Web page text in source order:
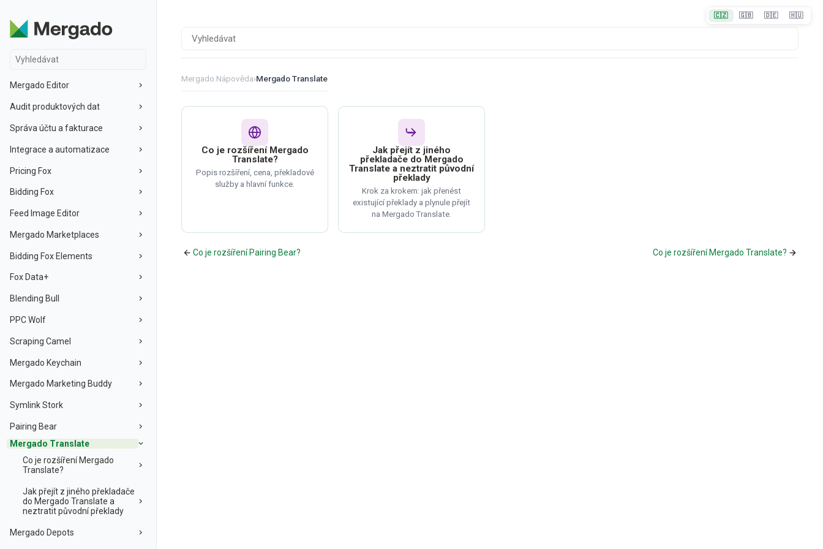
Mergado Editor
Audit produktových dat
Správa účtu a fakturace
Integrace a automatizace
Pricing Fox
Bidding Fox
Feed Image Editor
Mergado Marketplaces
Bidding Fox Elements
Fox Data+
Blending Bull
PPC Wolf
Scraping Camel
Mergado Keychain
Mergado Marketing Buddy
Symlink Stork
Pairing Bear
Mergado Translate
Co je rozšíření Mergado
Translate?
Jak přejít z jiného překladače
do Mergado Translate a
neztratit původní překlady
Mergado Depots
Mergado Nápověda›Mergado Translate
Co je rozšíření Mergado
Translate?
Popis rozšíření, cena, překladové
služby a hlavní funkce.
Jak přejít z jiného
překladače do Mergado
Translate a neztratit původní
překlady
Krok za krokem: jak přenést
existující překlady a plynule přejít
na Mergado Translate.
Co je rozšíření Pairing Bear? Co je rozšíření Mergado Translate?
🇨🇿 🇬🇧 🇩🇪 🇭🇺